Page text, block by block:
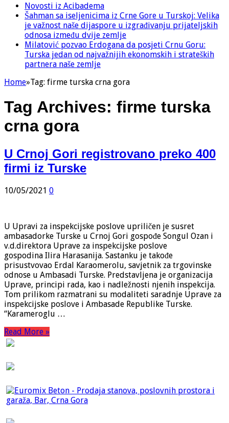
Novosti iz Acibadema
Šahman sa iseljenicima iz Crne Gore u Turskoj: Velika
je važnost naše dijaspore u izgrađivanju prijateljskih
odnosa između dvije zemlje
Milatović pozvao Erdogana da posjeti Crnu Goru:
Turska jedan od najvažnijih ekonomskih i strateških
partnera naše zemlje
Home»Tag: firme turska crna gora
Tag Archives: firme turska
crna gora
U Crnoj Gori registrovano preko 400
firmi iz Turske
10/05/2021 0
U Upravi za inspekcijske poslove upriličen je susret
ambasadorke Turske u Crnoj Gori gospođe Songul Ozan i
v.d.direktora Uprave za inspekcijske poslove
gospodina Ilira Harasanija. Sastanku je takođe
prisustvovao Erdal Karaomerolu, savjetnik za trgovinske
odnose u Ambasadi Turske. Predstavljena je organizacija
Uprave, principi rada, kao i nadležnosti njenih inspekcija.
Tom prilikom razmatrani su modaliteti saradnje Uprave za
inspekcijske poslove i Ambasade Republike Turske.
“Karameroglu …
Read More »